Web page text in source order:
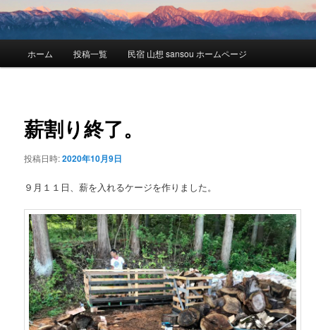
メ
ン
テ
ン
ツ
へ
ホーム 投稿一覧 民宿 山想 sansou ホームページ
薪割り終了。
投稿日時:2020年10月9日
９月１１日、薪を入れるケージを作りました。